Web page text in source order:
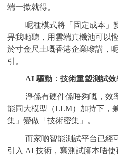
端一撳就得。
呢種模式將「固定成本」
畀我哋聽，用雲端真機池可以
於寸金尺土嘅香港企業嚟講，
引。
AI 驅動：技術重塑測試效
淨係有硬件係唔夠嘅，效
能同大模型（LLM）加持下，
集」變做「技術密集」。
而家啲智能測試平台已經
引入 AI 技術，寫測試腳本唔使